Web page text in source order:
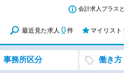
会計求人プラス
最近見た求人 0 件 マイリスト
事務所区分 働き方